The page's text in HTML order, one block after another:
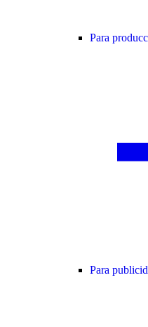
Para
Para